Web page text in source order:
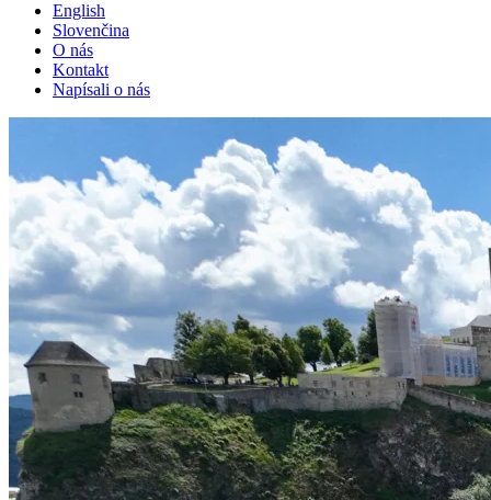
English
Slovenčina
O nás
Kontakt
Napísali o nás